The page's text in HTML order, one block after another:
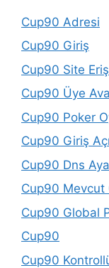
Cup90 Adresi
Cup90 Giriş
Cup90 Site
Cup90 Üye
Cup90 Poker
Cup90 Giriş
Cup90 Dns
Cup90 Mevcut
Cup90 Global
Cup90
Cup90